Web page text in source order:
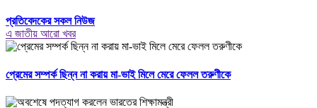
প্রতিবেদকের সকল নিউজ
এ জাতীয় আরো খবর
প্রেমের সম্পর্ক ছিন্ন না করায় মা-ভাই মিলে মেরে ফেলল তরুণীকে